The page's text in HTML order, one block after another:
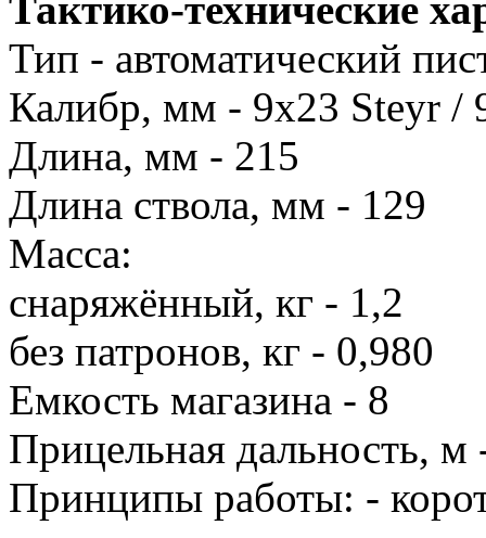
Тип - автоматический
Калибр, мм - 9x23 Steyr /
Длина, мм - 215
Длина ствола, мм - 129
Масса:
снаряжённый, кг - 1,2
без патронов, кг - 0,980
Емкость магазина - 8
Прицельная дальность, м
Принципы работы: -